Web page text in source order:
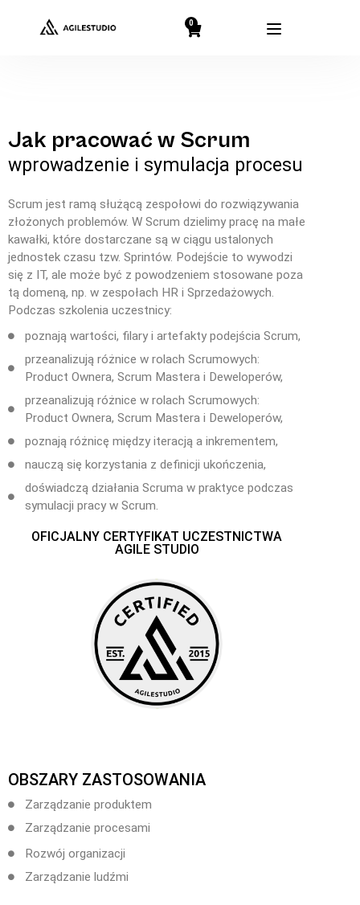
0
Jak pracować w Scrum
wprowadzenie i symulacja procesu
Scrum jest ramą służącą zespołowi do rozwiązywania
złożonych problemów. W Scrum dzielimy pracę na małe
kawałki, które dostarczane są w ciągu ustalonych
jednostek czasu tzw. Sprintów. Podejście to wywodzi
się z IT, ale może być z powodzeniem stosowane poza
tą domeną, np. w zespołach HR i Sprzedażowych.
Podczas szkolenia uczestnicy:
poznają wartości, filary i artefakty podejścia Scrum,
przeanalizują różnice w rolach Scrumowych:
Product Ownera, Scrum Mastera i Deweloperów,
przeanalizują różnice w rolach Scrumowych:
Product Ownera, Scrum Mastera i Deweloperów,
poznają różnicę między iteracją a inkrementem,
nauczą się korzystania z definicji ukończenia,
doświadczą działania Scruma w praktyce podczas
symulacji pracy w Scrum.
OFICJALNY CERTYFIKAT UCZESTNICTWA
AGILE STUDIO
OBSZARY ZASTOSOWANIA
Zarządzanie produktem
Zarządzanie procesami
Rozwój organizacji
Zarządzanie ludźmi